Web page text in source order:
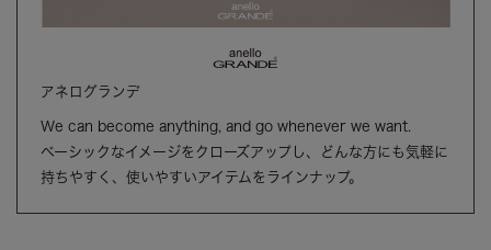
アネログランデ
We can become anything, and go whenever we want.
ベーシックなイメージをクローズアップし、どんな方にも気軽に
持ちやすく、使いやすいアイテムをラインナップ。